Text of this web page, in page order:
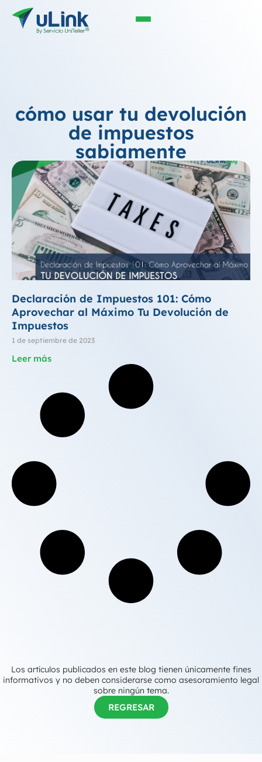
cómo usar tu devolución
de impuestos
sabiamente
Declaración de Impuestos 101: Cómo
Aprovechar al Máximo Tu Devolución de
Impuestos
1 de septiembre de 2023
Leer más
Los artículos publicados en este blog tienen únicamente fines
informativos y no deben considerarse como asesoramiento legal
sobre ningún tema.
REGRESAR